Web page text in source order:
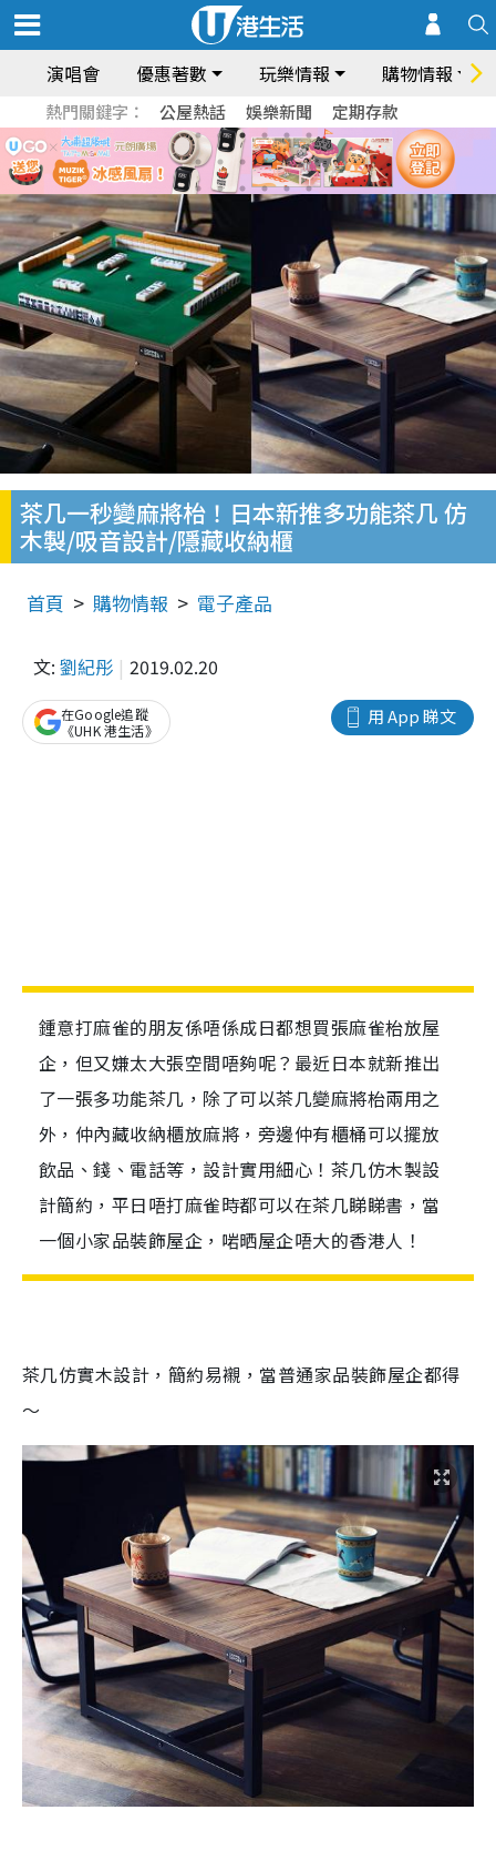
演唱會 優惠著數 玩樂情報 購物情報
熱門關鍵字： 公屋熱話 娛樂新聞 定期存款
茶几一秒變麻將枱！日本新推多功能茶几 仿
木製/吸音設計/隱藏收納櫃
首頁 購物情報 電子產品
文: 劉紀彤 2019.02.20
用 App 睇文
在Google追蹤
《UHK 港生活》
鍾意打麻雀的朋友係唔係成日都想買張麻雀枱放屋
企，但又嫌太大張空間唔夠呢？最近日本就新推出
了一張多功能茶几，除了可以茶几變麻將枱兩用之
外，仲內藏收納櫃放麻將，旁邊仲有櫃桶可以擺放
飲品、錢、電話等，設計實用細心！茶几仿木製設
計簡約，平日唔打麻雀時都可以在茶几睇睇書，當
一個小家品裝飾屋企，啱晒屋企唔大的香港人！
茶几仿實木設計，簡約易襯，當普通家品裝飾屋企都得
～